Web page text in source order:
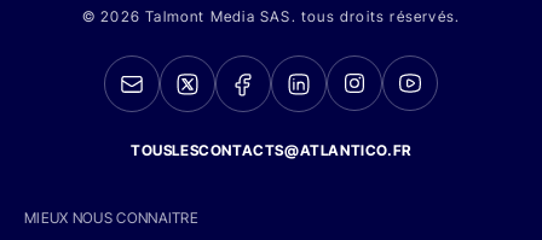
© 2026 Talmont Media SAS. tous droits réservés.
TOUSLESCONTACTS@ATLANTICO.FR
MIEUX NOUS CONNAITRE